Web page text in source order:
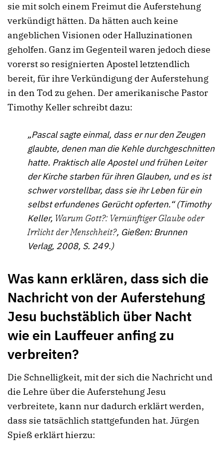
sie mit solch einem Freimut die Auferstehung
verkündigt hätten. Da hätten auch keine
angeblichen Visionen oder Halluzinationen
geholfen. Ganz im Gegenteil waren jedoch diese
vorerst so resignierten Apostel letztendlich
bereit, für ihre Verkündigung der Auferstehung
in den Tod zu gehen. Der amerikanische Pastor
Timothy Keller schreibt dazu:
„Pascal sagte einmal, dass er nur den Zeugen
glaubte, denen man die Kehle durchgeschnitten
hatte. Praktisch alle Apostel und frühen Leiter
der Kirche starben für ihren Glauben, und es ist
schwer vorstellbar, dass sie ihr Leben für ein
selbst erfundenes Gerücht opferten.“ (Timothy
Keller, Warum Gott?: Vernünftiger Glaube oder
Irrlicht der Menschheit?, Gießen: Brunnen
Verlag, 2008, S. 249.)
Was kann erklären, dass sich die
Nachricht von der Auferstehung
Jesu buchstäblich über Nacht
wie ein Lauffeuer anfing zu
verbreiten?
Die Schnelligkeit, mit der sich die Nachricht und
die Lehre über die Auferstehung Jesu
verbreitete, kann nur dadurch erklärt werden,
dass sie tatsächlich stattgefunden hat. Jürgen
Spieß erklärt hierzu: